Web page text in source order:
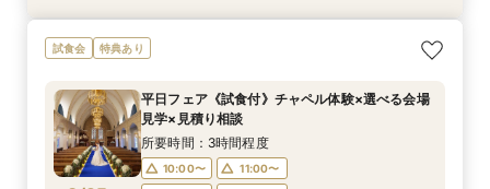
8/24(月)
《少人数婚向け》4名～貸切OK＊プライベート感
◎試食付き相談会
10:00〜
11:00〜
13:00〜
14:00〜
16:00〜
8/24(月)
平日フェア《試食付》チャペル体験×選べる会場
見学×見積り相談
10:00〜
11:00〜
13:00〜
14:00〜
16:00〜
試食会 特典あり
平日フェア《試食付》チャペル体験×選べる会場
見学×見積り相談
所要時間：3時間程度
10:00〜
11:00〜